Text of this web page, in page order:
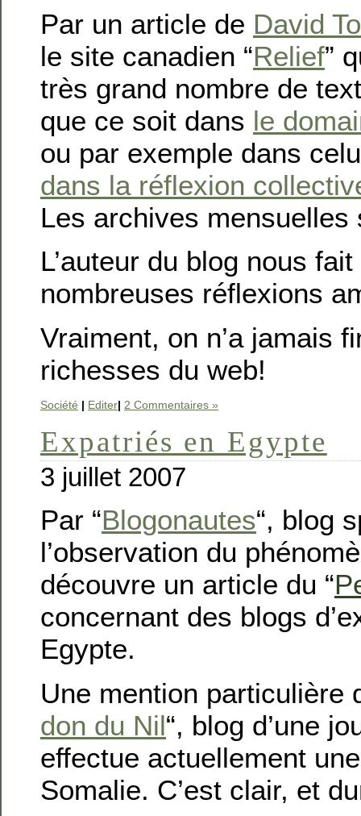
Par un article de David
le site canadien “Relief”
très grand nombre de
que ce soit dans le
ou par exemple dans
dans la réflexion
Les archives mensuelles
L’auteur du blog nous
nombreuses réflexions
Vraiment, on n’a jamais
richesses du web!
Société | Editer| 2 Commentaires »
Expatriés en Egypte
3 juillet 2007
Par “Blogonautes“, blog
l’observation du
découvre un article du “
concernant des blogs
Egypte.
Une mention particulière
don du Nil“, blog d’une
effectue actuellement
Somalie. C’est clair, et